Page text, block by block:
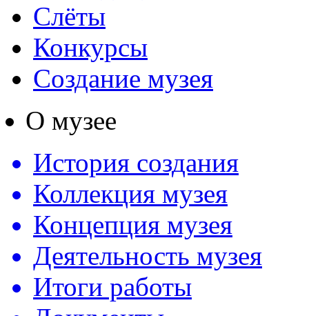
Слёты
Конкурсы
Создание музея
О музее
История создания
Коллекция музея
Концепция музея
Деятельность музея
Итоги работы